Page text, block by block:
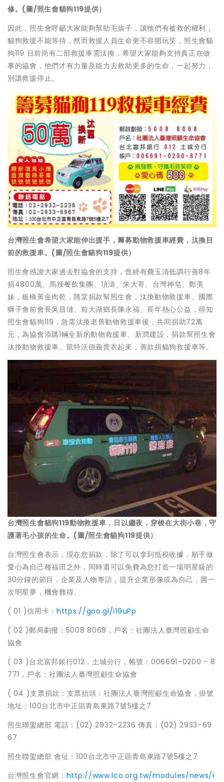
修。(圖/照生會貓狗119提供）
因此，照生會呼籲大家能夠幫助毛孩子，讓牠們有被救的權利，
貓狗救援不能等待，然而救援人員生命更不容開玩笑，照生會貓
狗119 目前尚有二部救援車需汰換，希望大家能夠支持真正在做
事的協會，他們才有力量及能力去救助更多的生命，一起努力，
別讓救援停止。
台灣照生會希望大家能伸出援手，籌募動物救援車經費，汰換目
前的救援車。(圖/照生會貓狗119提供）
照生會感謝大家過去對協會的支持，曾經有費玉清低調行善8年
捐4800萬、馬辣餐飲集團、項濤、朱大哥、台灣神皂、鄭美
妹，板橋黃金肉乾，隋棠捐款幫照生會，汰換動物救援車、國際
獅子會前會長吳昌璉、前大湖鄉長陳永福、長年熱心公益，得知
照生會貓狗119，急需汰換老舊動物救援車後，共同捐助72萬
元，為協會添購1輛全新的動物救援車、新潤建設，捐款幫照生會
汰換動物救援車、凱特沃德義賣衣起來，善款捐貓狗救援車等。
台灣照生會貓狗119動物救援車，日以繼夜，穿梭在大街小巷，守
護著毛小孩的生命。(圖/照生會貓狗119提供）
台灣照生會表示，現在您捐款，除了可以拿到抵税收據，順手做
愛心為自己種福田之外，同時還可以免費為您打造一場明星級的
30分鐘的節目，企業及人物專訪，提升企業形像或為自己，圓一
次明星夢，機會難得。
( 01 )信用卡： https://goo.gl/i19uPp
( 02 )郵局劃撥：5008 8068，戶名：社團法人臺灣照顧生命
協會
( 03 )台北富邦銀行012，土城分行，帳號：006691–0200 - 8
771，戶名：社團法人臺灣照顧生命協會
( 04 )支票捐款：支票抬頭：社團法人臺灣照顧生命協會，掛號
地址：100台北市中正區青島東路7號5樓之7
照生聯盟總部 電話：(02) 2932–2236 傳真：(02) 2933–69
67
照生聯盟總部 會址：100台北市中正區青島東路7號5樓之7
台灣照生會官網： http://www.lco.org.tw/modules/news/i